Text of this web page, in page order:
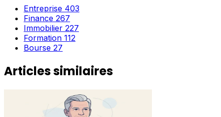
Entreprise 403
Finance 267
Immobilier 227
Formation 112
Bourse 27
Articles similaires